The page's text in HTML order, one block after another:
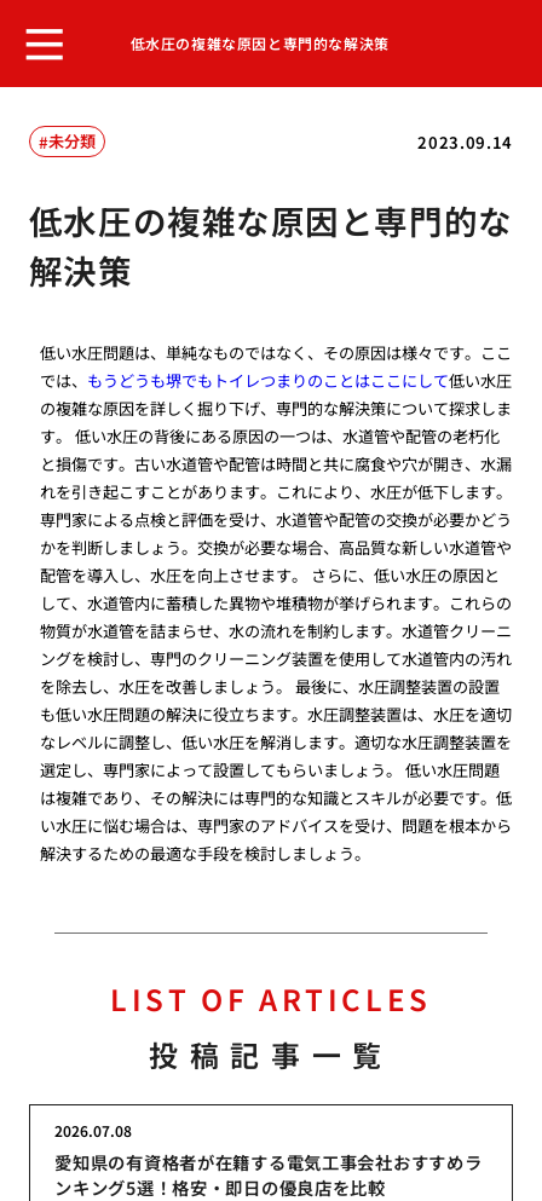
低水圧の複雑な原因と専門的な解決策
2023.09.14
未分類
低水圧の複雑な原因と専門的な
解決策
低い水圧問題は、単純なものではなく、その原因は様々です。ここ
では、 もうどうも堺でもトイレつまりのことはここにして低い水圧
の複雑な原因を詳しく掘り下げ、専門的な解決策について探求しま
す。 低い水圧の背後にある原因の一つは、水道管や配管の老朽化
と損傷です。古い水道管や配管は時間と共に腐食や穴が開き、水漏
れを引き起こすことがあります。これにより、水圧が低下します。
専門家による点検と評価を受け、水道管や配管の交換が必要かどう
かを判断しましょう。交換が必要な場合、高品質な新しい水道管や
配管を導入し、水圧を向上させます。 さらに、低い水圧の原因と
して、水道管内に蓄積した異物や堆積物が挙げられます。これらの
物質が水道管を詰まらせ、水の流れを制約します。水道管クリーニ
ングを検討し、専門のクリーニング装置を使用して水道管内の汚れ
を除去し、水圧を改善しましょう。 最後に、水圧調整装置の設置
も低い水圧問題の解決に役立ちます。水圧調整装置は、水圧を適切
なレベルに調整し、低い水圧を解消します。適切な水圧調整装置を
選定し、専門家によって設置してもらいましょう。 低い水圧問題
は複雑であり、その解決には専門的な知識とスキルが必要です。低
い水圧に悩む場合は、専門家のアドバイスを受け、問題を根本から
解決するための最適な手段を検討しましょう。
LIST OF ARTICLES
投稿記事一覧
愛知県の有資格者が在籍する電気工事会社おすすめラ
ンキング5選！格安・即日の優良店を比較
2026.07.08